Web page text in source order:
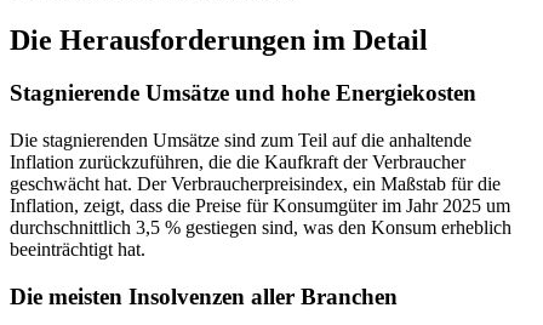
Die Herausforderungen im Detail
Stagnierende Umsätze und hohe Energiekosten
Die stagnierenden Umsätze sind zum Teil auf die anhaltende
Inflation zurückzuführen, die die Kaufkraft der Verbraucher
geschwächt hat. Der Verbraucherpreisindex, ein Maßstab für die
Inflation, zeigt, dass die Preise für Konsumgüter im Jahr 2025 um
durchschnittlich 3,5 % gestiegen sind, was den Konsum erheblich
beeinträchtigt hat.
Die meisten Insolvenzen aller Branchen